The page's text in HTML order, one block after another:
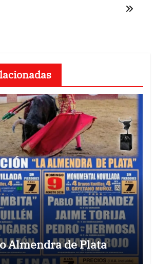
Almendra de Plata